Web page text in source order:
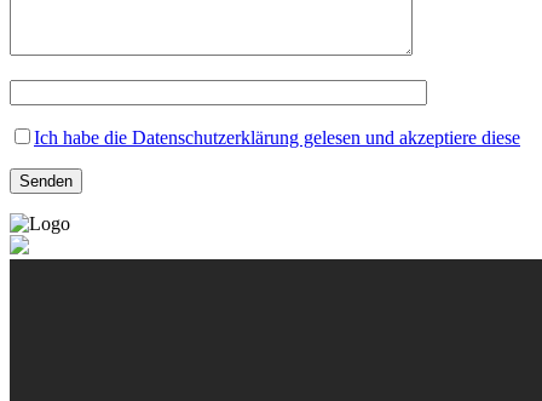
Ich habe die Datenschutzerklärung gelesen und akzeptiere diese